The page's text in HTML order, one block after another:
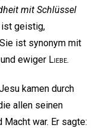
mit Schlüssel
ist geistig,
ist synonym mit
ewiger Liebe.
kamen durch
allen seinen
war. Er sagte: